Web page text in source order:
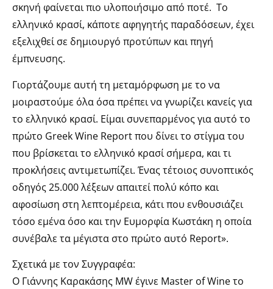
σκηνή φαίνεται πιο υλοποιήσιμο από ποτέ. Το
ελληνικό κρασί, κάποτε αφηγητής παραδόσεων, έχει
εξελιχθεί σε δημιουργό προτύπων και πηγή
έμπνευσης.
Γιορτάζουμε αυτή τη μεταμόρφωση με το να
μοιραστούμε όλα όσα πρέπει να γνωρίζει κανείς για
το ελληνικό κρασί. Eίμαι συνεπαρμένος για αυτό το
πρώτο Greek Wine Report που δίνει το στίγμα του
που βρίσκεται το ελληνικό κρασί σήμερα, και τι
προκλήσεις αντιμετωπίζει. Ένας τέτοιος συνοπτικός
οδηγός 25.000 λέξεων απαιτεί πολύ κόπο και
αφοσίωση στη λεπτομέρεια, κάτι που ενθουσιάζει
τόσο εμένα όσο και την Ευμορφία Κωστάκη η οποία
συνέβαλε τα μέγιστα στο πρώτο αυτό Report».
Σχετικά με τον Συγγραφέα:
Ο Γιάννης Καρακάσης MW έγινε Master of Wine το